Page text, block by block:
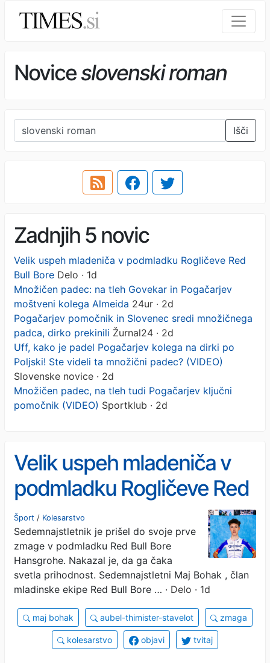
Noviceslovenski roman
Išči
Zadnjih 5 novic
Velik uspeh mladeniča v podmladku Rogličeve Red
Bull Bore Delo · 1d
Množičen padec: na tleh Govekar in Pogačarjev
moštveni kolega Almeida 24ur · 2d
Pogačarjev pomočnik in Slovenec sredi množičnega
padca, dirko prekinili Žurnal24 · 2d
Uff, kako je padel Pogačarjev kolega na dirki po
Poljski! Ste videli ta množični padec? (VIDEO)
Slovenske novice · 2d
Množičen padec, na tleh tudi Pogačarjev ključni
pomočnik (VIDEO) Sportklub · 2d
Velik uspeh mladeniča v
podmladku Rogličeve Red
Bull Bore
Šport / Kolesarstvo
Sedemnajstletnik je prišel do svoje prve
zmage v podmladku Red Bull Bore
Hansgrohe. Nakazal je, da ga čaka
svetla prihodnost. Sedemnajstletni Maj Bohak , član
mladinske ekipe Red Bull Bore … · Delo · 1d
maj bohak aubel-thimister-stavelot zmaga
kolesarstvo objavi tvitaj